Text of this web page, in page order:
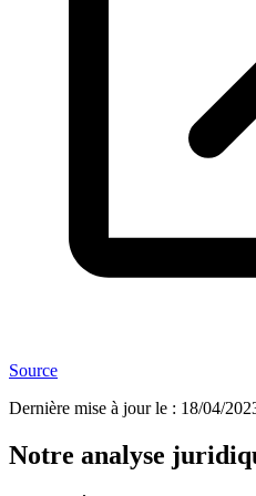
Source
Dernière mise à jour le : 18/04/
Notre analyse